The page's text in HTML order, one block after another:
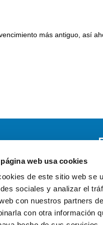
web usa cookies
de este sitio web se
sociales y analizar el
con nuestros partners
con otra información
más antiguo, así